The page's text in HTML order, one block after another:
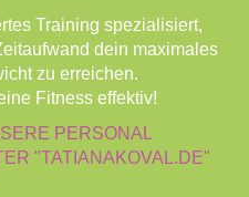
Training spezialisiert,
dein maximales
zu erreichen.
Fitness effektiv!
PERSONAL
"TATIANAKOVAL.DE"